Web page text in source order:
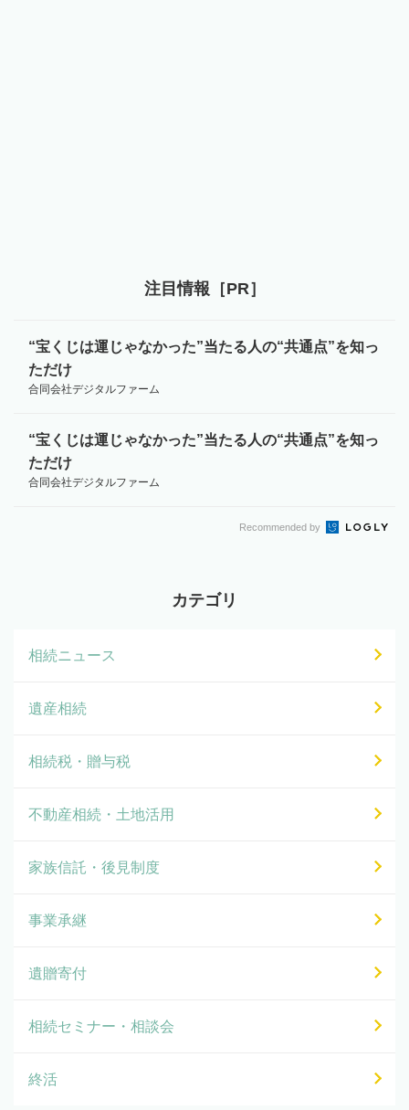
注目情報［PR］
“宝くじは運じゃなかった”当たる人の“共通点”を知っ
ただけ
合同会社デジタルファーム
“宝くじは運じゃなかった”当たる人の“共通点”を知っ
ただけ
合同会社デジタルファーム
Recommended by
カテゴリ
相続ニュース
遺産相続
相続税・贈与税
不動産相続・土地活用
家族信託・後見制度
事業承継
遺贈寄付
相続セミナー・相談会
終活